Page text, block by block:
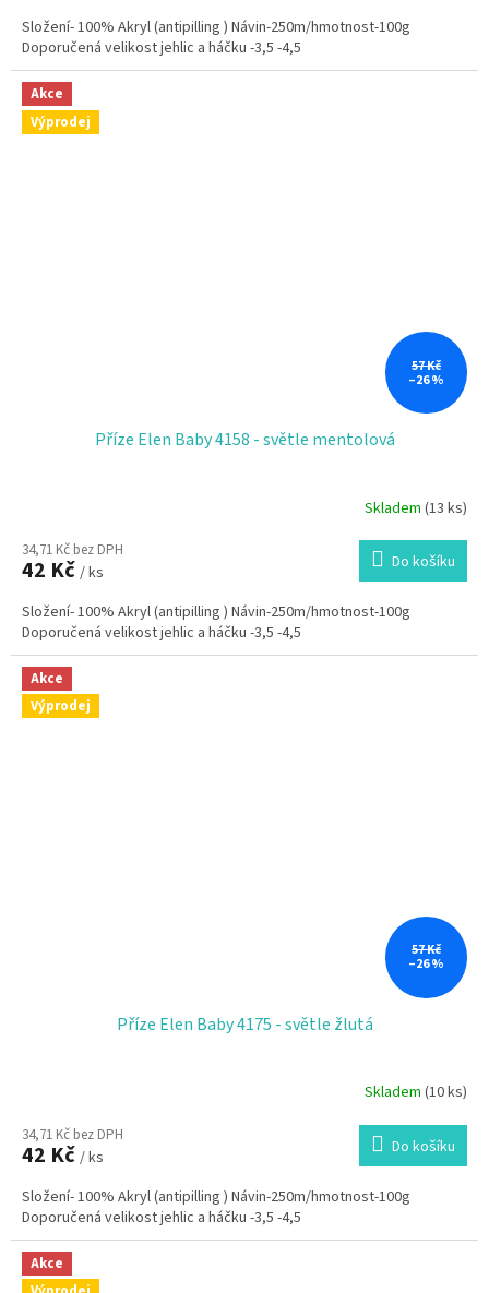
z
5
hvězdiček.
Složení- 100% Akryl (antipilling ) Návin-250m/hmotnost-100g
Doporučená velikost jehlic a háčku -3,5 -4,5
Akce
Výprodej
57 Kč
–26 %
Příze Elen Baby 4158 - světle mentolová
Skladem (13 ks)
34,71 Kč bez DPH
42 Kč / ks Do košíku
Složení- 100% Akryl (antipilling ) Návin-250m/hmotnost-100g
Doporučená velikost jehlic a háčku -3,5 -4,5
Akce
Výprodej
57 Kč
–26 %
Příze Elen Baby 4175 - světle žlutá
Skladem (10 ks)
34,71 Kč bez DPH
42 Kč / ks Do košíku
Složení- 100% Akryl (antipilling ) Návin-250m/hmotnost-100g
Doporučená velikost jehlic a háčku -3,5 -4,5
Akce